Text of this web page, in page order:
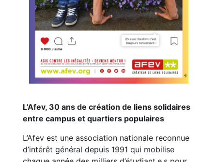
L’Afev, 30 ans de création de liens solidaires
entre campus et quartiers populaires
L’Afev est une association nationale reconnue
d’intérêt général depuis 1991 qui mobilise